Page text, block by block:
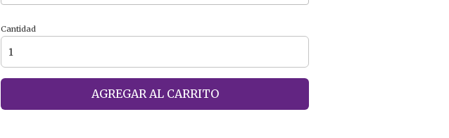
Cantidad
AGREGAR AL CARRITO